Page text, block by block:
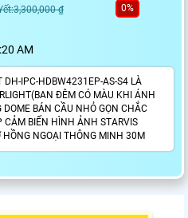
₫ 0%
AM
DH-IPC-HDBW4231EP-AS-S4 LÀ
ĐÊM CÓ MÀU KHI ÁNH
BÁN CẦU NHỎ GỌN CHẮC
BIẾN HÌNH ẢNH STARVIS
NGOẠI THÔNG MINH 30M